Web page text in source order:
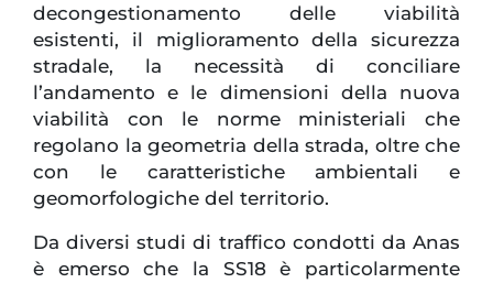
decongestionamento delle viabilità
esistenti, il miglioramento della sicurezza
stradale, la necessità di conciliare
l’andamento e le dimensioni della nuova
viabilità con le norme ministeriali che
regolano la geometria della strada, oltre che
con le caratteristiche ambientali e
geomorfologiche del territorio.
Da diversi studi di traffico condotti da Anas
è emerso che la SS18 è particolarmente